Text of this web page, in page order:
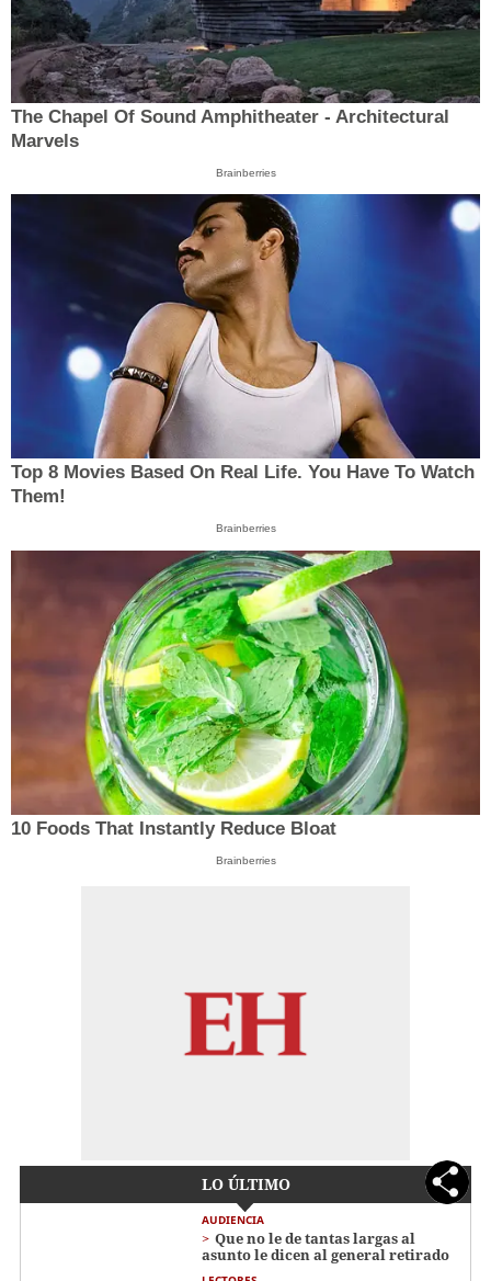
The Chapel Of Sound Amphitheater - Architectural
Marvels
Brainberries
Top 8 Movies Based On Real Life. You Have To Watch
Them!
Brainberries
10 Foods That Instantly Reduce Bloat
Brainberries
LO ÚLTIMO
AUDIENCIA
Que no le de tantas largas al
asunto le dicen al general retirado